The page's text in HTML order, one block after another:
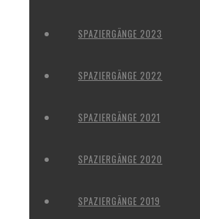
SPAZIERGÄNGE 2023
SPAZIERGÄNGE 2022
SPAZIERGÄNGE 2021
SPAZIERGÄNGE 2020
SPAZIERGÄNGE 2019